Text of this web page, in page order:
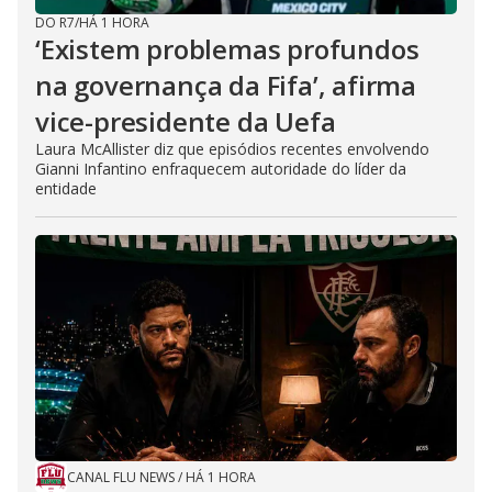
DO R7/HÁ 1 HORA
‘Existem problemas profundos
na governança da Fifa’, afirma
vice-presidente da Uefa
Laura McAllister diz que episódios recentes envolvendo
Gianni Infantino enfraquecem autoridade do líder da
entidade
CANAL FLU NEWS/ HÁ 1 HORA